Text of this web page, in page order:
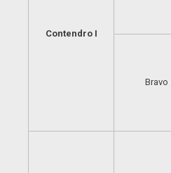
Contendro I
Bravo